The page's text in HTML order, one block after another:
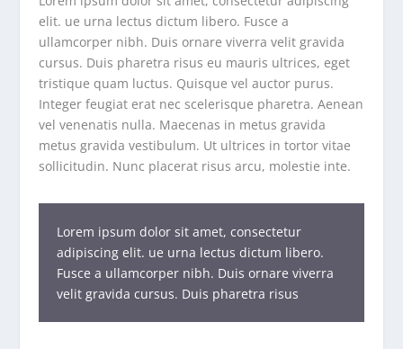
elit. ue urna lectus dictum libero. Fusce a
ullamcorper nibh. Duis ornare viverra velit gravida
cursus. Duis pharetra risus eu mauris ultrices, eget
tristique quam luctus. Quisque vel auctor purus.
Integer feugiat erat nec scelerisque pharetra. Aenean
vel venenatis nulla. Maecenas in metus gravida
metus gravida vestibulum. Ut ultrices in tortor vitae
sollicitudin. Nunc placerat risus arcu, molestie inte.
Lorem ipsum dolor sit amet, consectetur
adipiscing elit. ue urna lectus dictum libero.
Fusce a ullamcorper nibh. Duis ornare viverra
velit gravida cursus. Duis pharetra risus